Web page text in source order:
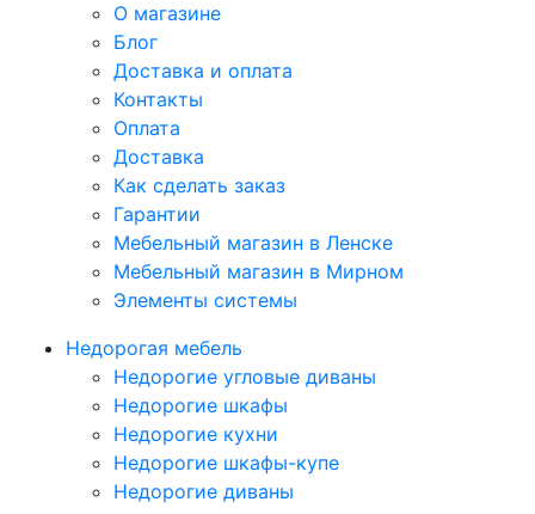
О магазине
Блог
Доставка и оплата
Контакты
Оплата
Доставка
Как сделать заказ
Гарантии
Мебельный магазин в Ленске
Мебельный магазин в Мирном
Элементы системы
Недорогая мебель
Недорогие угловые диваны
Недорогие шкафы
Недорогие кухни
Недорогие шкафы-купе
Недорогие диваны